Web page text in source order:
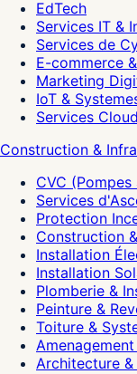
EdTech
Services IT &
Services de
E-commerce
Marketing
IoT &
Services
Construction &
CVC (Pompes
Services
Protection
Construction
Installation
Installation
Plomberie &
Peinture &
Toiture &
Architecture